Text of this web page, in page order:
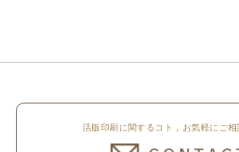
活版印刷に関するコト，お気軽にご